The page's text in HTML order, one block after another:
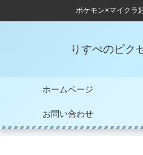
ポケモン×マイクラ
りすぺのピク
ホームページ
お問い合わせ